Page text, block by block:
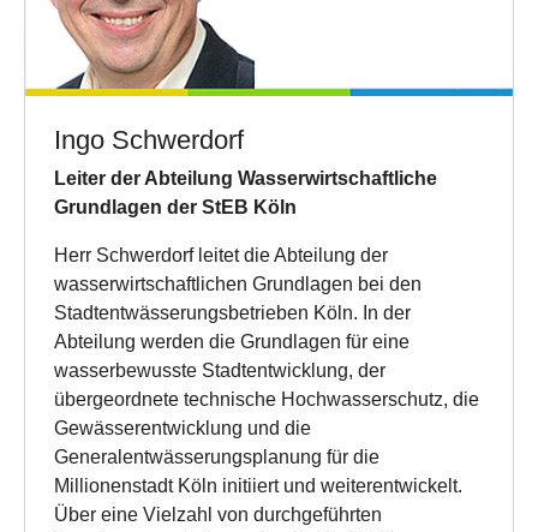
Ingo Schwerdorf
Leiter der Abteilung Wasserwirtschaftliche
Grundlagen der StEB Köln
Herr Schwerdorf leitet die Abteilung der
wasserwirtschaftlichen Grundlagen bei den
Stadtentwässerungsbetrieben Köln. In der
Abteilung werden die Grundlagen für eine
wasserbewusste Stadtentwicklung, der
übergeordnete technische Hochwasserschutz, die
Gewässerentwicklung und die
Generalentwässerungsplanung für die
Millionenstadt Köln initiiert und weiterentwickelt.
Über eine Vielzahl von durchgeführten